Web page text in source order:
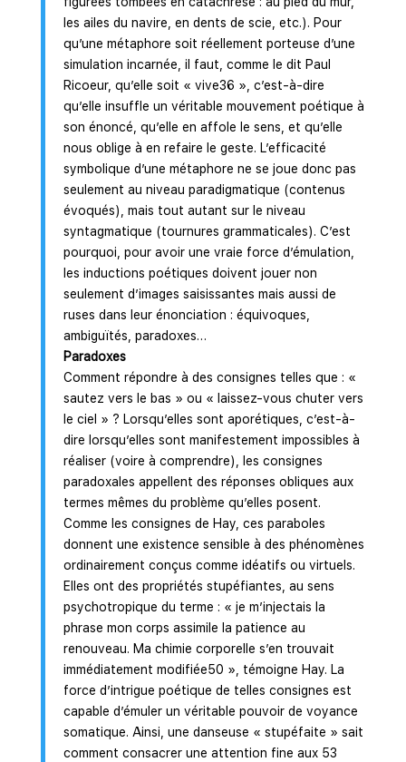
les ailes du navire, en dents de scie, etc.). Pour
qu’une métaphore soit réellement porteuse d’une
simulation incarnée, il faut, comme le dit Paul
Ricoeur, qu’elle soit « vive36 », c’est-à-dire
qu’elle insuffle un véritable mouvement poétique à
son énoncé, qu’elle en affole le sens, et qu’elle
nous oblige à en refaire le geste. L’efficacité
symbolique d’une métaphore ne se joue donc pas
seulement au niveau paradigmatique (contenus
évoqués), mais tout autant sur le niveau
syntagmatique (tournures grammaticales). C’est
pourquoi, pour avoir une vraie force d’émulation,
les inductions poétiques doivent jouer non
seulement d’images saisissantes mais aussi de
ruses dans leur énonciation : équivoques,
ambiguïtés, paradoxes…
Paradoxes
Comment répondre à des consignes telles que : «
sautez vers le bas » ou « laissez-vous chuter vers
le ciel » ? Lorsqu’elles sont aporétiques, c’est-à-
dire lorsqu’elles sont manifestement impossibles à
réaliser (voire à comprendre), les consignes
paradoxales appellent des réponses obliques aux
termes mêmes du problème qu’elles posent.
Comme les consignes de Hay, ces paraboles
donnent une existence sensible à des phénomènes
ordinairement conçus comme idéatifs ou virtuels.
Elles ont des propriétés stupéfiantes, au sens
psychotropique du terme : « je m’injectais la
phrase mon corps assimile la patience au
renouveau. Ma chimie corporelle s’en trouvait
immédiatement modifiée50 », témoigne Hay. La
force d’intrigue poétique de telles consignes est
capable d’émuler un véritable pouvoir de voyance
somatique. Ainsi, une danseuse « stupéfaite » sait
comment consacrer une attention fine aux 53